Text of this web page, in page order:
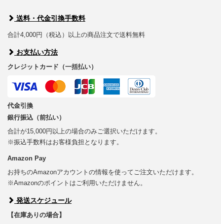
送料・代金引換手数料
合計4,000円（税込）以上の商品注文で送料無料
お支払い方法
クレジットカード（一括払い）
代金引換
銀行振込（前払い）
合計が15,000円以上の場合のみご選択いただけます。
※振込手数料はお客様負担となります。
Amazon Pay
お持ちのAmazonアカウントの情報を使ってご注文いただけます。
※Amazonのポイントはご利用いただけません。
発送スケジュール
【在庫ありの場合】